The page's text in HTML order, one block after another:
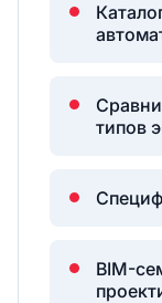
типов
BIM-